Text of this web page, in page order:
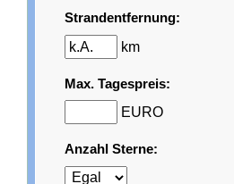
Strandentfernung:
km
Max. Tagespreis:
EURO
Anzahl Sterne: